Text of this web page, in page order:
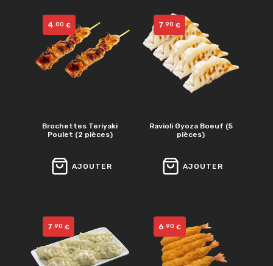
Brochettes Teriyaki
Poulet (2 pièces)
4 .00 €
AJOUTER
Ravioli Gyoza Boeuf (5
pièces)
7 .90 €
AJOUTER
7 .90 € 6 .90 €